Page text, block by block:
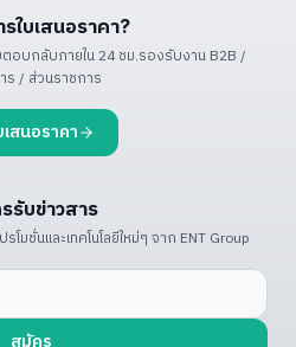
ใบเสนอราคา?
อบกลับภายใน 24 ชม.รองรับงาน B2B /
ร / ส่วนราชการ
สนอราคา
รับข่าวสาร
รโมชั่นและเทคโนโลยีใหม่ๆ จาก ENT Group